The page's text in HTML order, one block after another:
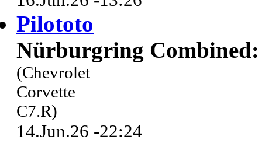
Pilototo
Nürburgring Combined:
(Chevrolet
Corvette
C7.R)
14.Jun.26 -22:24